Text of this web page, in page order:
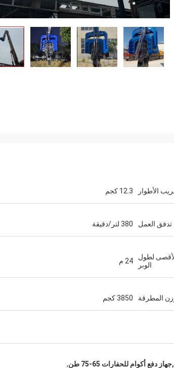
الأطوار 12.3 كجم
تدفق العمل 380 لتر/دقيقة
لطول
الوبر
24 م
المطرقة 3850 كجم
أكوام للحفارات 65-75 طن
,